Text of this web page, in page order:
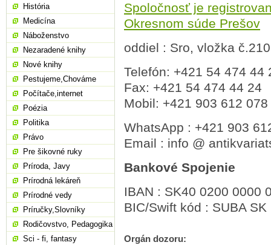
Spoločnosť je
Okresnom súde Prešov
oddiel : Sro, vložka
Telefón: +421 54 474 44
Fax: +421 54 474 44 24
Mobil: +421 903 612 078
WhatsApp : +421 903
Email : info @
Bankové Spojenie
IBAN : SK40 0200 0000
BIC/Swift kód : SUBA SK
Orgán dozoru:
História
Medicína
Náboženstvo
Nezaradené knihy
Nové knihy
Pestujeme,Chováme
Počítače,internet
Poézia
Politika
Právo
Pre šikovné ruky
Príroda, Javy
Prírodná lekáreň
Prírodné vedy
Príručky,Slovníky
Rodičovstvo, Pedagogika
Sci - fi, fantasy